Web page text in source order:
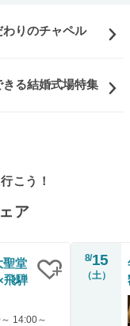
りのチャペル
る結婚式場特集
こう！
ア
聖堂
飛騨
14:00～
8/15
（土）